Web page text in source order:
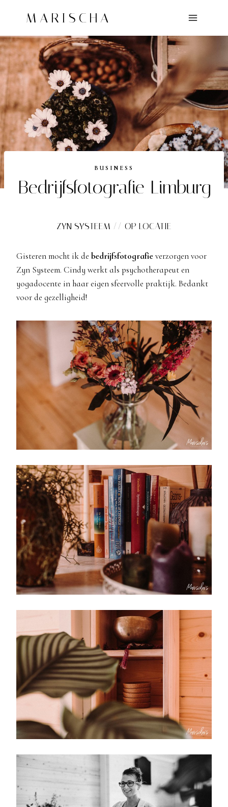
inhoud
MARISCHA
BUSINESS
Bedrijfsfotografie Limburg
ZYN SYSTEEM // OP LOCATIE
Gisteren mocht ik de bedrijfsfotografie verzorgen voor
Zyn Systeem. Cindy werkt als psychotherapeut en
yogadocente in haar eigen sfeervolle praktijk. Bedankt
voor de gezelligheid!